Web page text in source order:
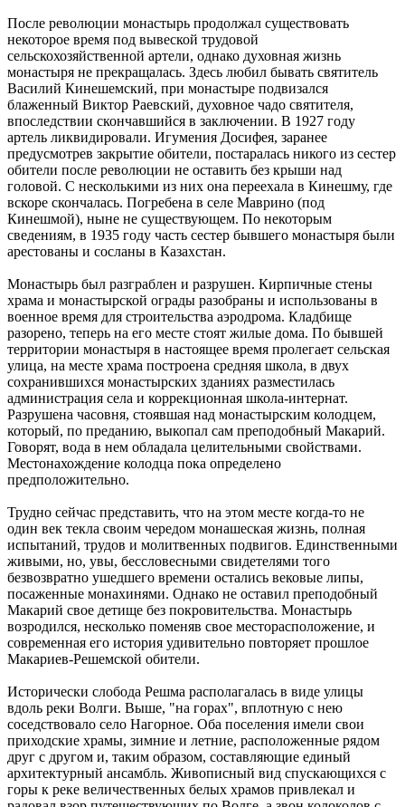
После революции монастырь продолжал существовать
некоторое время под вывеской трудовой
сельскохозяйственной артели, однако духовная жизнь
монастыря не прекращалась. Здесь любил бывать святитель
Василий Кинешемский, при монастыре подвизался
блаженный Виктор Раевский, духовное чадо святителя,
впоследствии скончавшийся в заключении. В 1927 году
артель ликвидировали. Игумения Досифея, заранее
предусмотрев закрытие обители, постаралась никого из сестер
обители после революции не оставить без крыши над
головой. С несколькими из них она переехала в Кинешму, где
вскоре скончалась. Погребена в селе Маврино (под
Кинешмой), ныне не существующем. По некоторым
сведениям, в 1935 году часть сестер бывшего монастыря были
арестованы и сосланы в Казахстан.
Монастырь был разграблен и разрушен. Кирпичные стены
храма и монастырской ограды разобраны и использованы в
военное время для строительства аэродрома. Кладбище
разорено, теперь на его месте стоят жилые дома. По бывшей
территории монастыря в настоящее время пролегает сельская
улица, на месте храма построена средняя школа, в двух
сохранившихся монастырских зданиях разместилась
администрация села и коррекционная школа-интернат.
Разрушена часовня, стоявшая над монастырским колодцем,
который, по преданию, выкопал сам преподобный Макарий.
Говорят, вода в нем обладала целительными свойствами.
Местонахождение колодца пока определено
предположительно.
Трудно сейчас представить, что на этом месте когда-то не
один век текла своим чередом монашеская жизнь, полная
испытаний, трудов и молитвенных подвигов. Единственными
живыми, но, увы, бессловесными свидетелями того
безвозвратно ушедшего времени остались вековые липы,
посаженные монахинями. Однако не оставил преподобный
Макарий свое детище без покровительства. Монастырь
возродился, несколько поменяв свое месторасположение, и
современная его история удивительно повторяет прошлое
Макариев-Решемской обители.
Исторически слобода Решма располагалась в виде улицы
вдоль реки Волги. Выше, "на горах", вплотную с нею
соседствовало село Нагорное. Оба поселения имели свои
приходские храмы, зимние и летние, расположенные рядом
друг с другом и, таким образом, составляющие единый
архитектурный ансамбль. Живописный вид спускающихся с
горы к реке величественных белых храмов привлекал и